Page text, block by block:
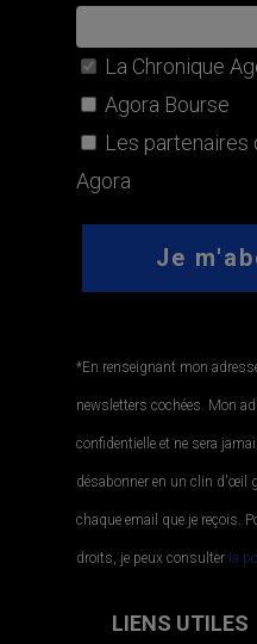
La Chronique
Agora Bourse
Les partenaires
Agora
*En renseignant mon
newsletters cochées. Mon
confidentielle et ne sera
désabonner en un clin d'œil
chaque email que je reçois.
droits, je peux consulter la
LIENS UTILES